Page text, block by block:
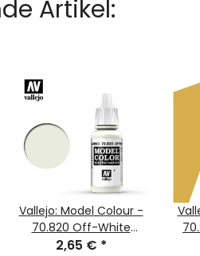
Artikel:
Vallejo: Model Colour -
70.820 Off-White
(MC004)
2,65 € *